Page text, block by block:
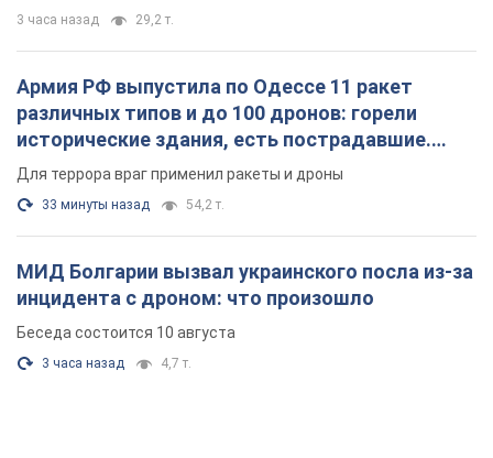
3 часа назад 29,2 т.
Армия РФ выпустила по Одессе 11 ракет
различных типов и до 100 дронов: горели
исторические здания, есть пострадавшие.
Фото и видео
Для террора враг применил ракеты и дроны
33 минуты назад 54,2 т.
МИД Болгарии вызвал украинского посла из-за
инцидента с дроном: что произошло
Беседа состоится 10 августа
3 часа назад 4,7 т.